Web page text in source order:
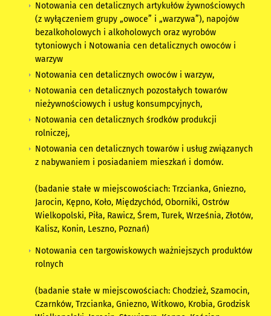
Notowania cen detalicznych artykułów żywnościowych
(z wyłączeniem grupy „owoce” i „warzywa”), napojów
bezalkoholowych i alkoholowych oraz wyrobów
tytoniowych i Notowania cen detalicznych owoców i
warzyw
Notowania cen detalicznych owoców i warzyw,
Notowania cen detalicznych pozostałych towarów
nieżywnościowych i usług konsumpcyjnych,
Notowania cen detalicznych środków produkcji
rolniczej,
Notowania cen detalicznych towarów i usług związanych
z nabywaniem i posiadaniem mieszkań i domów.
(badanie stałe w miejscowościach: Trzcianka, Gniezno,
Jarocin, Kępno, Koło, Międzychód, Oborniki, Ostrów
Wielkopolski, Piła, Rawicz, Śrem, Turek, Września, Złotów,
Kalisz, Konin, Leszno, Poznań)
Notowania cen targowiskowych ważniejszych produktów
rolnych
(badanie stałe w miejscowościach: Chodzież, Szamocin,
Czarnków, Trzcianka, Gniezno, Witkowo, Krobia, Grodzisk